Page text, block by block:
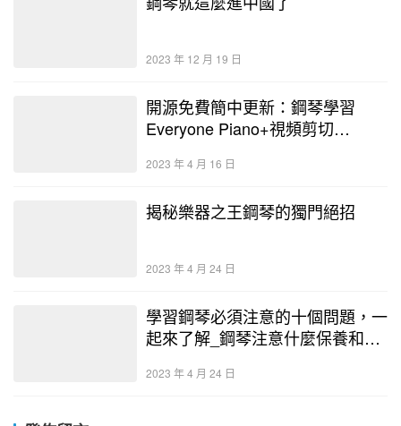
2023 年 12 月 19 日
開源免費簡中更新：鋼琴學習
Everyone Piano+視頻剪切
2023 年 4 月 16 日
揭秘樂器之王鋼琴的獨門絕招
2023 年 4 月 24 日
學習鋼琴必須注意的十個問題，一
起來了解_鋼琴注意什麼保養和清
2023 年 4 月 24 日